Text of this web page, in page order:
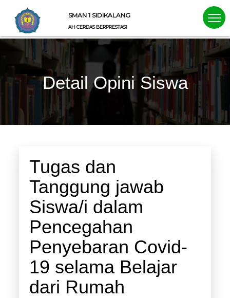
SMAN 1 SIDIKALANG
SEKOLAH CERDAS BERPRESTASI
Detail Opini Siswa
Tugas dan
Tanggung jawab
Siswa/i dalam
Pencegahan
Penyebaran Covid-
19 selama Belajar
dari Rumah